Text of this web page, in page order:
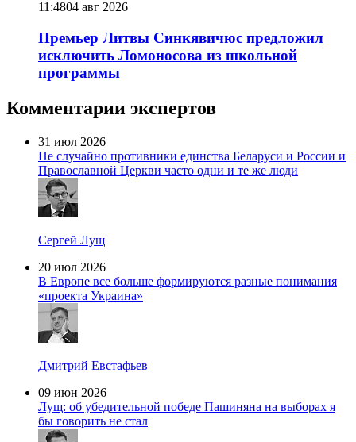
11:4804 авг 2026
Премьер Литвы Синкявичюс предложил
исключить Ломоносова из школьной
программы
Комментарии экспертов
31 июл 2026
Не случайно противники единства Беларуси и России и
Православной Церкви часто одни и те же люди
Сергей Лущ
20 июл 2026
В Европе все больше формируются разные понимания
«проекта Украина»
Дмитрий Евстафьев
09 июн 2026
Лущ: об убедительной победе Пашиняна на выборах я
бы говорить не стал